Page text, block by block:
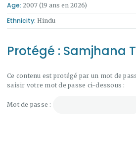
Age: 2007 (19 ans en 2026)
Ethnicity: Hindu
Protégé : Samjhana
Ce contenu est protégé par un mot de
saisir votre mot de passe ci-dessous :
Mot de passe :